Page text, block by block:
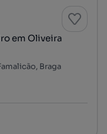
em Oliveira
Braga